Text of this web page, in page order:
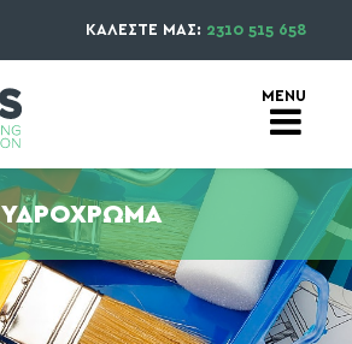
ΚΑΛΕΣΤΕ ΜΑΣ: 2310 515 658
ΥΔΡΌΧΡΩΜΑ